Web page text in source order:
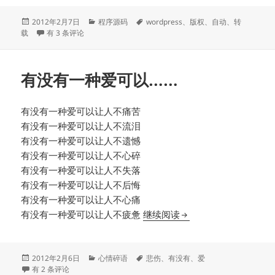
发
布
2012年2月7日
分
程序源码
标
wordpress、 版权、 自动、转
载
如何自动在wordpress文章增加版权和转载声明
有 3 条评论
有没有一种爱可以……
有没有一种爱可以让人不痛苦
有没有一种爱可以让人不流泪
有没有一种爱可以让人不遗憾
有没有一种爱可以让人不心碎
有没有一种爱可以让人不失落
有没有一种爱可以让人不后悔
有没有一种爱可以让人不心痛
有没有一种爱可以让人不疲惫继续阅读有没有一种爱可以……
发
布
2012年2月6日
分
心情碎语
标
悲伤、有没有、爱
有没有一种爱可以……
有 2 条评论